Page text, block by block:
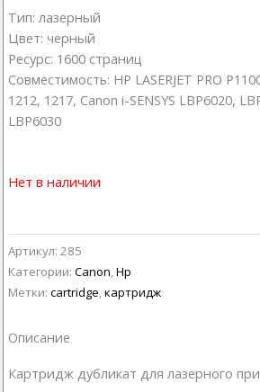
Тип: лазерный
Цвет: черный
Ресурс: 1600 страниц
Совместимость: HP LASERJET PRO
1212, 1217, Canon i-SENSYS LBP6020,
LBP6030
Нет в наличии
Артикул: 285
Категории: Canon Hp
Метки: cartridge картридж
Описание
Картридж дубликат для лазерного